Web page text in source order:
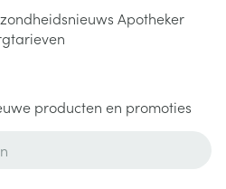
Apotheker
producten en promoties